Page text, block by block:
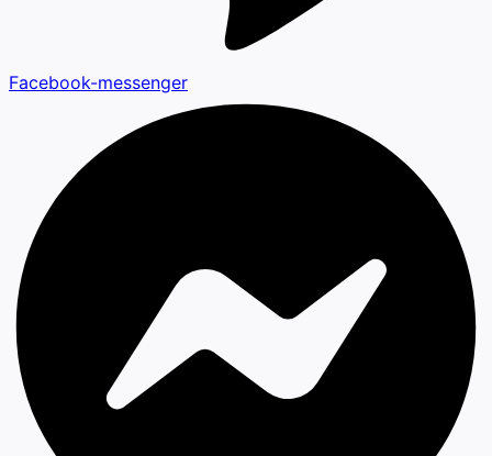
Facebook-messenger